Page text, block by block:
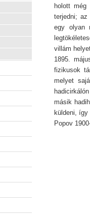
holott
terjedni;
egy olyan
villám
1895.
fizikusok
melyet
másik
küldeni,
Popov